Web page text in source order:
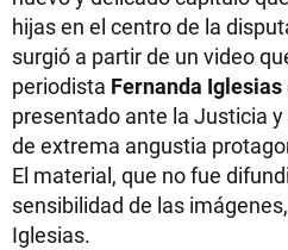
hijas en el centro de la
surgió a partir de un video
periodista Fernanda Iglesias
presentado ante la Justicia
de extrema angustia
El material, que no fue
sensibilidad de las
Iglesias.